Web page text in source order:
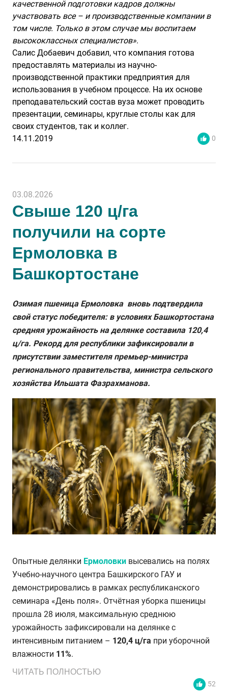
качественной подготовки кадров должны
участвовать все – и производственные компании в
том числе. Только в этом случае мы воспитаем
высококлассных специалистов».
Салис Добаевич добавил, что компания готова
предоставлять материалы из научно-
производственной практики предприятия для
использования в учебном процессе. На их основе
преподавательский состав вуза может проводить
презентации, семинары, круглые столы как для
своих студентов, так и коллег.
14.11.2019
0
03.08.2026
Свыше 120 ц/га
получили на сорте
Ермоловка в
Башкортостане
Озимая пшеница Ермоловка вновь подтвердила
свой статус победителя: в условиях Башкортостана
средняя урожайность на делянке составила 120,4
ц/га. Рекорд для республики зафиксировали в
присутствии заместителя премьер-министра
регионального правительства, министра сельского
хозяйства Ильшата Фазрахманова.
Опытные делянки Ермоловки высевались на полях
Учебно-научного центра Башкирского ГАУ и
демонстрировались в рамках республиканского
семинара «День поля». Отчётная уборка пшеницы
прошла 28 июля, максимальную среднюю
урожайность зафиксировали на делянке с
интенсивным питанием – 120,4 ц/га при уборочной
влажности 11%.
ЧИТАТЬ ПОЛНОСТЬЮ
52